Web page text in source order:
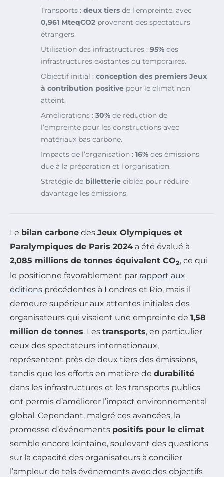
Transports : deux tiers de l’empreinte, avec
0,961 MteqCO2 provenant des spectateurs
étrangers.
Utilisation des infrastructures : 95% des
infrastructures existantes ou temporaires.
Objectif initial : conception des premiers Jeux
à contribution positive pour le climat non
atteint.
Améliorations : 30% de réduction de
l’empreinte pour les constructions avec
matériaux bas carbone.
Impacts de l’organisation : 16% des émissions
due à la préparation et l’organisation.
Stratégie de billetterie ciblée pour réduire
davantage les émissions.
Le bilan carbone des Jeux Olympiques et
Paralympiques de Paris 2024 a été évalué à
2,085 millions de tonnes équivalent CO2, ce qui
le positionne favorablement par rapport aux
éditions précédentes à Londres et Rio, mais il
demeure supérieur aux attentes initiales des
organisateurs qui visaient une empreinte de 1,58
million de tonnes. Les transports, en particulier
ceux des spectateurs internationaux,
représentent près de deux tiers des émissions,
tandis que les efforts en matière de durabilité
dans les infrastructures et les transports publics
ont permis d’améliorer l’impact environnemental
global. Cependant, malgré ces avancées, la
promesse d’événements positifs pour le climat
semble encore lointaine, soulevant des questions
sur la capacité des organisateurs à concilier
l’ampleur de tels événements avec des objectifs